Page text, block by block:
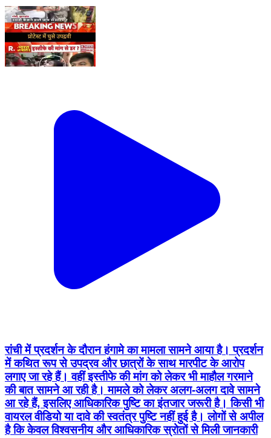
रांची में प्रदर्शन के दौरान हंगामे का मामला सामने आया है। प्रदर्शन
में कथित रूप से उपद्रव और छात्रों के साथ मारपीट के आरोप
लगाए जा रहे हैं। वहीं इस्तीफे की मांग को लेकर भी माहौल गरमाने
की बात सामने आ रही है। मामले को लेकर अलग-अलग दावे सामने
आ रहे हैं, इसलिए आधिकारिक पुष्टि का इंतजार जरूरी है। किसी भी
वायरल वीडियो या दावे की स्वतंत्र पुष्टि नहीं हुई है। लोगों से अपील
है कि केवल विश्वसनीय और आधिकारिक स्रोतों से मिली जानकारी